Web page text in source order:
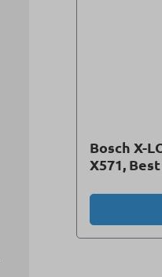
Bosch X-
X571,